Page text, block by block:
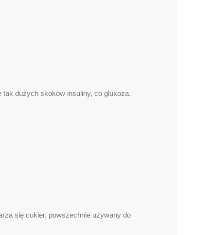
tak dużych skoków insuliny, co glukoza.
się cukier, powszechnie używany do